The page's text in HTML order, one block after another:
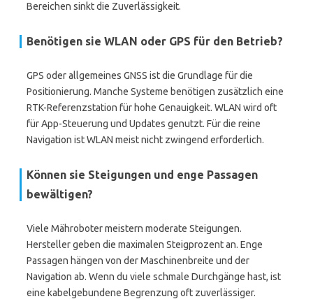
Bereichen sinkt die Zuverlässigkeit.
Benötigen sie WLAN oder GPS für den Betrieb?
GPS oder allgemeines GNSS ist die Grundlage für die
Positionierung. Manche Systeme benötigen zusätzlich eine
RTK-Referenzstation für hohe Genauigkeit. WLAN wird oft
für App-Steuerung und Updates genutzt. Für die reine
Navigation ist WLAN meist nicht zwingend erforderlich.
Können sie Steigungen und enge Passagen
bewältigen?
Viele Mähroboter meistern moderate Steigungen.
Hersteller geben die maximalen Steigprozent an. Enge
Passagen hängen von der Maschinenbreite und der
Navigation ab. Wenn du viele schmale Durchgänge hast, ist
eine kabelgebundene Begrenzung oft zuverlässiger.